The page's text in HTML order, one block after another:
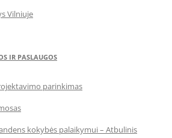
Vilniuje
IR PASLAUGOS
parinkimas
kokybės palaikymui – Atbulinis